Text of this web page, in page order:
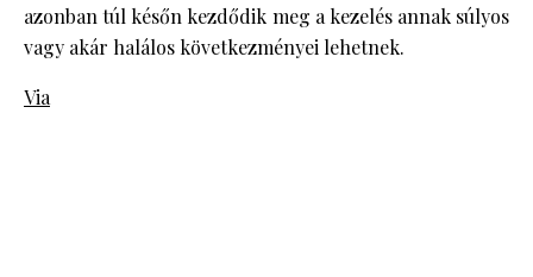
azonban túl későn kezdődik meg a kezelés annak súlyos
vagy akár halálos következményei lehetnek.
Via